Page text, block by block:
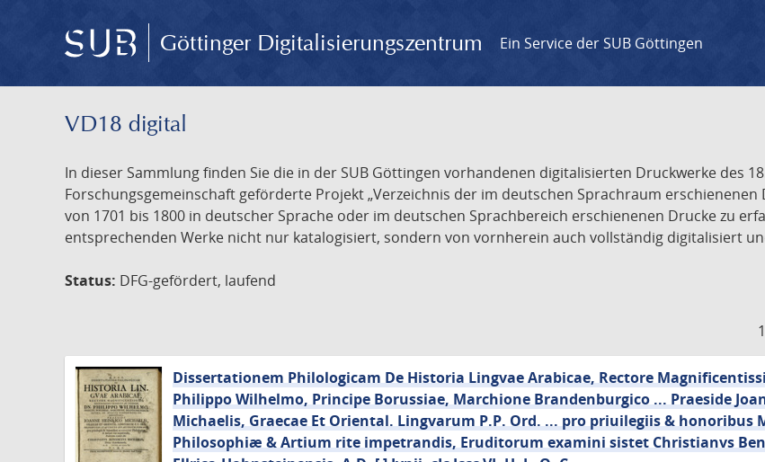
Göttinger Digitalisierungszentrum Ein Service der SUB Göttingen
VD18 digital
In dieser Sammlung finden Sie die in der SUB Göttingen vorhandenen digitalisierten Druckwerke des
Forschungsgemeinschaft geförderte Projekt „Verzeichnis der im deutschen Sprachraum erschienenen
von 1701 bis 1800 in deutscher Sprache oder im deutschen Sprachbereich erschienenen Drucke zu
entsprechenden Werke nicht nur katalogisiert, sondern von vornherein auch vollständig digitalisiert
Status: DFG-gefördert, laufend
Dissertationem Philologicam De Historia Lingvae Arabicae, Rectore
Philippo Wilhelmo, Principe Borussiae, Marchione Brandenburgico ... Praeside
Michaelis, Graecae Et Oriental. Lingvarum P.P. Ord. ... pro priuilegiis & honoribus
Philosophiæ & Artium rite impetrandis, Eruditorum examini sistet Christianvs